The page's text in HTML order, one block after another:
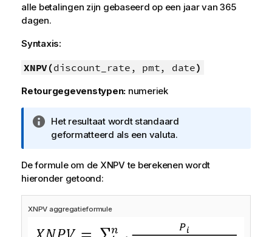
alle betalingen zijn gebaseerd op een jaar van 365
dagen.
Syntaxis:
XNPV(discount_rate, pmt, date)
Retourgegevenstypen: numeriek
I
n
o
r
t
i
Het resultaat wordt standaard
geformatteerd als een valuta.
De formule om de XNPV te berekenen wordt
hieronder getoond:
XNPV aggregatieformule